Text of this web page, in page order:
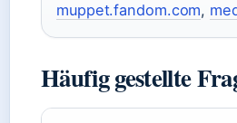
muppet.fandom.com,
Häufig gestellte